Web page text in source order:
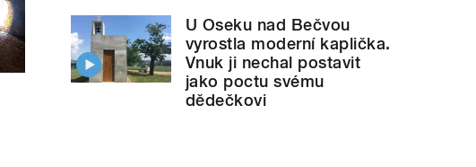
U Oseku nad Bečvou
vyrostla moderní kaplička.
Vnuk ji nechal postavit
jako poctu svému
dědečkovi